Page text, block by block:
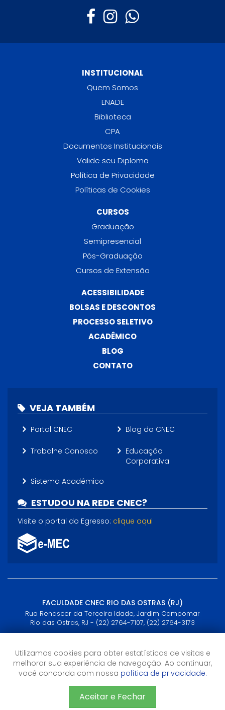
INSTITUCIONAL
Quem Somos
ENADE
Biblioteca
CPA
Documentos Institucionais
Valide seu Diploma
Política de Privacidade
Políticas de Cookies
CURSOS
Graduação
Semipresencial
Pós-Graduação
Cursos de Extensão
ACESSIBILIDADE
BOLSAS E DESCONTOS
PROCESSO SELETIVO
ACADÊMICO
BLOG
CONTATO
VEJA TAMBÉM
Portal CNEC Blog da CNEC
Trabalhe Conosco
Educação
Corporativa
Sistema Acadêmico
ESTUDOU NA REDE CNEC?
Visite o portal do Egresso: clique aqui
FACULDADE CNEC RIO DAS OSTRAS (RJ)
Rua Renascer da Terceira Idade, Jardim Campomar
Rio das Ostras, RJ - (22) 2764-7107, (22) 2764-3173
Horário de Atendimento
Horário de atendimento
Secretaria: Segunda à Sexta das 8h às 20h30
Matrícula: Segunda à Sexta das 10h15 às 20h30
CNEC 2026 - Todos os direitos reservados
Utilizamos cookies para obter estatísticas de visitas e
melhorar sua experiência de navegação. Ao continuar,
você concorda com nossa política de privacidade.
Aceitar e Fechar